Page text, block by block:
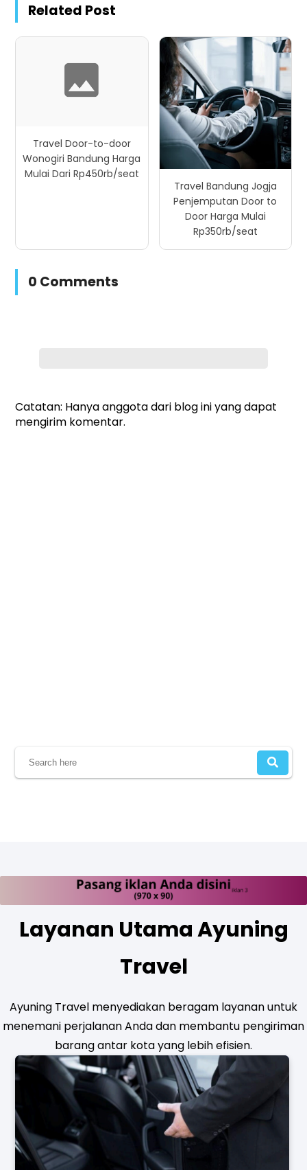
Related Post
Travel Door-to-door
Wonogiri Bandung Harga
Mulai Dari Rp450rb/seat
Travel Bandung Jogja
Penjemputan Door to
Door Harga Mulai
Rp350rb/seat
0 Comments
Catatan: Hanya anggota dari blog ini yang dapat
mengirim komentar.
Layanan Utama Ayuning
Travel
Ayuning Travel menyediakan beragam layanan untuk
menemani perjalanan Anda dan membantu pengiriman
barang antar kota yang lebih efisien.